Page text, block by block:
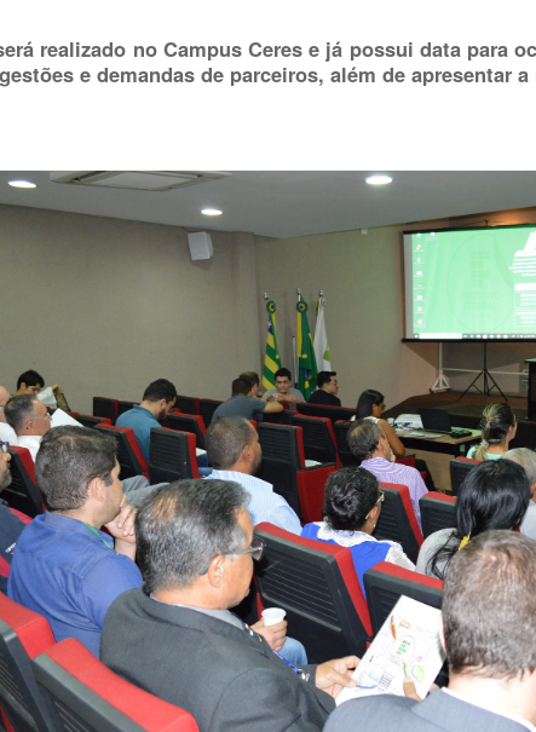
realizado no Campus Ceres e já possui data para
e demandas de parceiros, além de apresentar